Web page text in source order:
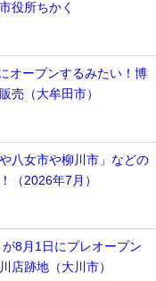
役所ちかく
オープンするみたい！博
売（大牟田市）
八女市や柳川市」などの
（2026年7月）
が8月1日にプレオープン
店跡地（大川市）